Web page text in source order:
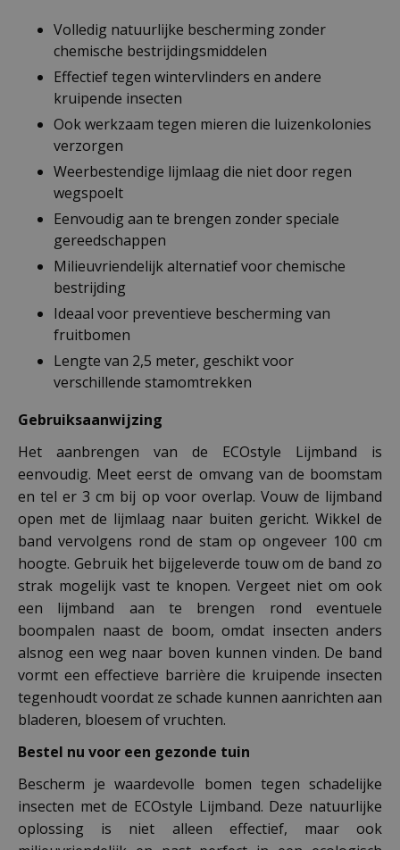
Volledig natuurlijke bescherming zonder
chemische bestrijdingsmiddelen
Effectief tegen wintervlinders en andere
kruipende insecten
Ook werkzaam tegen mieren die luizenkolonies
verzorgen
Weerbestendige lijmlaag die niet door regen
wegspoelt
Eenvoudig aan te brengen zonder speciale
gereedschappen
Milieuvriendelijk alternatief voor chemische
bestrijding
Ideaal voor preventieve bescherming van
fruitbomen
Lengte van 2,5 meter, geschikt voor
verschillende stamomtrekken
Gebruiksaanwijzing
Het aanbrengen van de ECOstyle Lijmband is
eenvoudig. Meet eerst de omvang van de boomstam
en tel er 3 cm bij op voor overlap. Vouw de lijmband
open met de lijmlaag naar buiten gericht. Wikkel de
band vervolgens rond de stam op ongeveer 100 cm
hoogte. Gebruik het bijgeleverde touw om de band zo
strak mogelijk vast te knopen. Vergeet niet om ook
een lijmband aan te brengen rond eventuele
boompalen naast de boom, omdat insecten anders
alsnog een weg naar boven kunnen vinden. De band
vormt een effectieve barrière die kruipende insecten
tegenhoudt voordat ze schade kunnen aanrichten aan
bladeren, bloesem of vruchten.
Bestel nu voor een gezonde tuin
Bescherm je waardevolle bomen tegen schadelijke
insecten met de ECOstyle Lijmband. Deze natuurlijke
oplossing is niet alleen effectief, maar ook